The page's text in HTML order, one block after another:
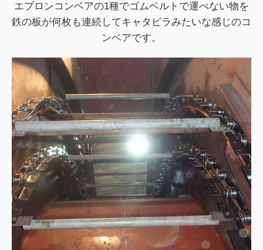
エプロンコンベアの1種でゴムベルトで運べない物を
鉄の板が何枚も連続してキャタピラみたいな感じのコ
ンベアです。